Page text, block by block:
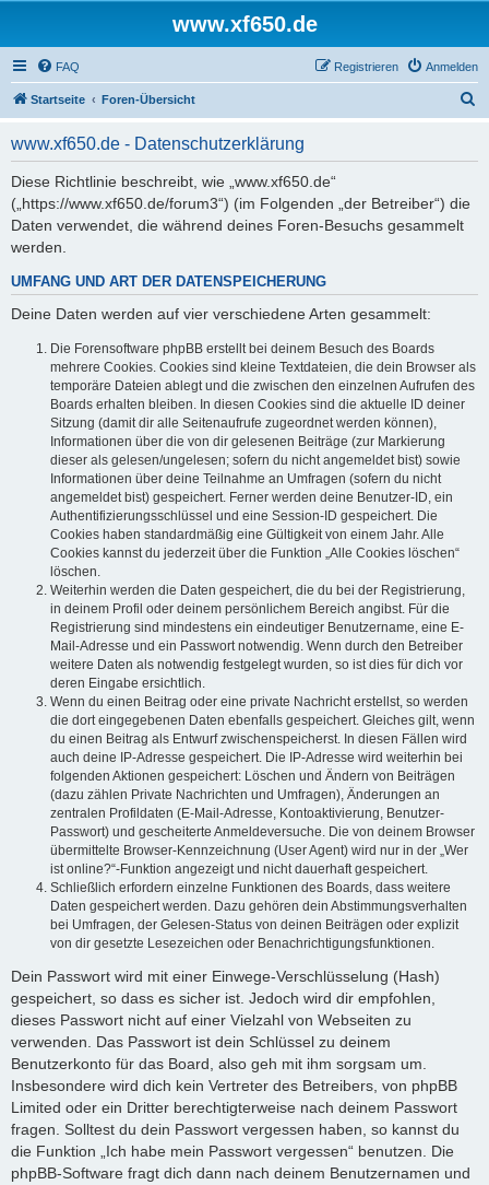
www.xf650.de
FAQ Anmelden
Registrieren
Startseite Foren-Übersicht
www.xf650.de - Datenschutzerklärung
Diese Richtlinie beschreibt, wie „www.xf650.de“
(„https://www.xf650.de/forum3“) (im Folgenden „der Betreiber“) die
Daten verwendet, die während deines Foren-Besuchs gesammelt
werden.
UMFANG UND ART DER DATENSPEICHERUNG
Deine Daten werden auf vier verschiedene Arten gesammelt:
Die Forensoftware phpBB erstellt bei deinem Besuch des Boards
mehrere Cookies. Cookies sind kleine Textdateien, die dein Browser als
temporäre Dateien ablegt und die zwischen den einzelnen Aufrufen des
Boards erhalten bleiben. In diesen Cookies sind die aktuelle ID deiner
Sitzung (damit dir alle Seitenaufrufe zugeordnet werden können),
Informationen über die von dir gelesenen Beiträge (zur Markierung
dieser als gelesen/ungelesen; sofern du nicht angemeldet bist) sowie
Informationen über deine Teilnahme an Umfragen (sofern du nicht
angemeldet bist) gespeichert. Ferner werden deine Benutzer-ID, ein
Authentifizierungsschlüssel und eine Session-ID gespeichert. Die
Cookies haben standardmäßig eine Gültigkeit von einem Jahr. Alle
Cookies kannst du jederzeit über die Funktion „Alle Cookies löschen“
löschen.
Weiterhin werden die Daten gespeichert, die du bei der Registrierung,
in deinem Profil oder deinem persönlichem Bereich angibst. Für die
Registrierung sind mindestens ein eindeutiger Benutzername, eine E-
Mail-Adresse und ein Passwort notwendig. Wenn durch den Betreiber
weitere Daten als notwendig festgelegt wurden, so ist dies für dich vor
deren Eingabe ersichtlich.
Wenn du einen Beitrag oder eine private Nachricht erstellst, so werden
die dort eingegebenen Daten ebenfalls gespeichert. Gleiches gilt, wenn
du einen Beitrag als Entwurf zwischenspeicherst. In diesen Fällen wird
auch deine IP-Adresse gespeichert. Die IP-Adresse wird weiterhin bei
folgenden Aktionen gespeichert: Löschen und Ändern von Beiträgen
(dazu zählen Private Nachrichten und Umfragen), Änderungen an
zentralen Profildaten (E-Mail-Adresse, Kontoaktivierung, Benutzer-
Passwort) und gescheiterte Anmeldeversuche. Die von deinem Browser
übermittelte Browser-Kennzeichnung (User Agent) wird nur in der „Wer
ist online?“-Funktion angezeigt und nicht dauerhaft gespeichert.
Schließlich erfordern einzelne Funktionen des Boards, dass weitere
Daten gespeichert werden. Dazu gehören dein Abstimmungsverhalten
bei Umfragen, der Gelesen-Status von deinen Beiträgen oder explizit
von dir gesetzte Lesezeichen oder Benachrichtigungsfunktionen.
Dein Passwort wird mit einer Einwege-Verschlüsselung (Hash)
gespeichert, so dass es sicher ist. Jedoch wird dir empfohlen,
dieses Passwort nicht auf einer Vielzahl von Webseiten zu
verwenden. Das Passwort ist dein Schlüssel zu deinem
Benutzerkonto für das Board, also geh mit ihm sorgsam um.
Insbesondere wird dich kein Vertreter des Betreibers, von phpBB
Limited oder ein Dritter berechtigterweise nach deinem Passwort
fragen. Solltest du dein Passwort vergessen haben, so kannst du
die Funktion „Ich habe mein Passwort vergessen“ benutzen. Die
phpBB-Software fragt dich dann nach deinem Benutzernamen und